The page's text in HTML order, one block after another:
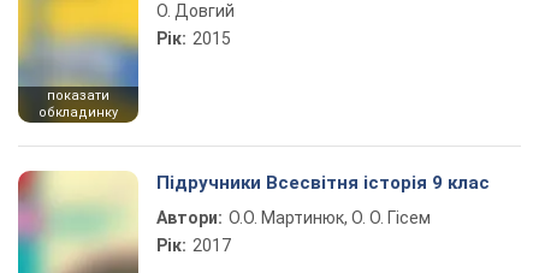
показати
обкладинку
О. Довгий
Рік: 2015
Підручники Всесвітня історія 9 клас
Автори: О.О. Мартинюк, О. О. Гісем
Рік: 2017